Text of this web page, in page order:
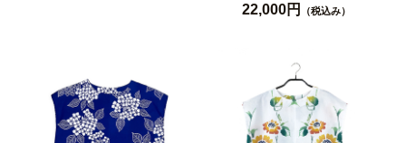
22,000円
（税込み）